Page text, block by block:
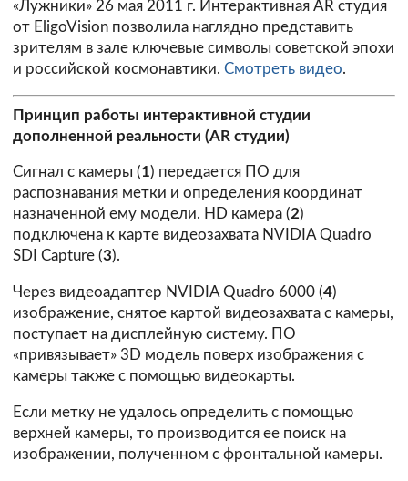
«Лужники» 26 мая 2011 г. Интерактивная AR студия
от EligoVision позволила наглядно представить
зрителям в зале ключевые символы советской эпохи
и российской космонавтики. Смотреть видео.
Принцип работы интерактивной студии
дополненной реальности (AR студии)
Сигнал с камеры (1) передается ПО для
распознавания метки и определения координат
назначенной ему модели. HD камера (2)
подключена к карте видеозахвата NVIDIA Quadro
SDI Capture (3).
Через видеоадаптер NVIDIA Quadro 6000 (4)
изображение, снятое картой видеозахвата с камеры,
поступает на дисплейную систему. ПО
«привязывает» 3D модель поверх изображения с
камеры также с помощью видеокарты.
Если метку не удалось определить с помощью
верхней камеры, то производится ее поиск на
изображении, полученном с фронтальной камеры.